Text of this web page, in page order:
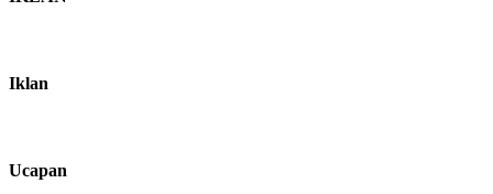
Iklan
Ucapan